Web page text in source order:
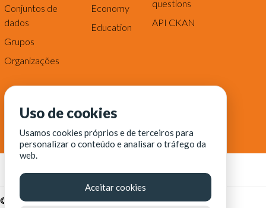
Conjuntos de
dados
Grupos
Organizações
Economy
Education
questions
API CKAN
© Fortaleza Digital || CITINOVA - Fundação de Ciência,
Uso de cookies
Usamos cookies próprios e de terceiros para
personalizar o conteúdo e analisar o tráfego da
web.
Aceitar cookies